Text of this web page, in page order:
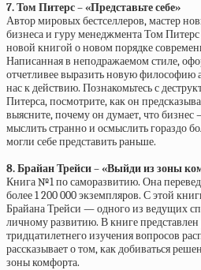
7. Том Питерс – «Представьте себе»
Автор мировых бестселлеров, мастер
бизнеса и гуру менеджмента Том Питерс
новой книгой о новом порядке
Написанная в неподражаемом стиле,
отчетливее выразить новую философию
нас к действию. Познакомьтесь с
Питерса, посмотрите, как он
выясните, почему он думает, что
мыслить странно и осмыслить гораздо
могли себе представить раньше.
8. Брайан Трейси – «Выйди из зоны
Книга №1 по саморазвитию. Она
более 1 200 000 экземпляров. С этой
Брайана Трейси — одного из ведущих
личному развитию. В книге представлен
тридцатилетнего изучения вопросов
рассказывает о том, как добиваться
зоны комфорта.